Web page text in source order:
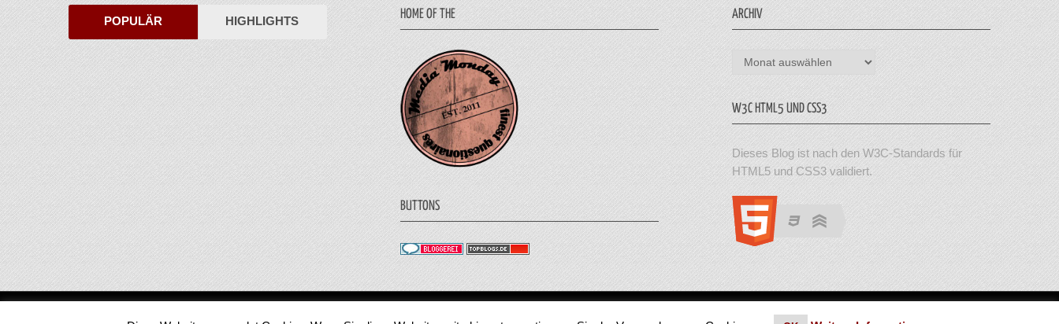
POPULÄR HIGHLIGHTS HOME OF THE
BUTTONS
ARCHIV
Archiv
W3C HTML5 UND CSS3
Dieses Blog ist nach den W3C-Standards für
HTML5 und CSS3 validiert.
Medienjournal Copyright © 2026. © 2011 - 2018 Medienjournal. Alle Rechte vorbehalten. Theme von MyThemeShop. Impressum